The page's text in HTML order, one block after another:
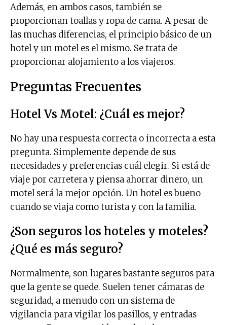
Además, en ambos casos, también se
proporcionan toallas y ropa de cama. A pesar de
las muchas diferencias, el principio básico de un
hotel y un motel es el mismo. Se trata de
proporcionar alojamiento a los viajeros.
Preguntas Frecuentes
Hotel Vs Motel: ¿Cuál es mejor?
No hay una respuesta correcta o incorrecta a esta
pregunta. Simplemente depende de sus
necesidades y preferencias cuál elegir. Si está de
viaje por carretera y piensa ahorrar dinero, un
motel será la mejor opción. Un hotel es bueno
cuando se viaja como turista y con la familia.
¿Son seguros los hoteles y moteles?
¿Qué es más seguro?
Normalmente, son lugares bastante seguros para
que la gente se quede. Suelen tener cámaras de
seguridad, a menudo con un sistema de
vigilancia para vigilar los pasillos, y entradas